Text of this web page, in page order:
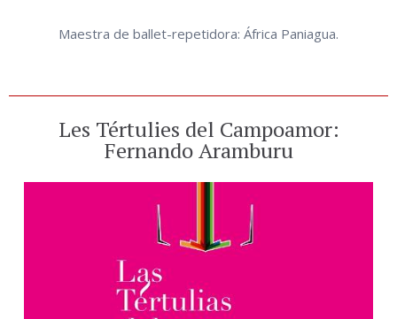
Maestra de ballet-repetidora: África Paniagua.
Les Tértulies del Campoamor:
Fernando Aramburu